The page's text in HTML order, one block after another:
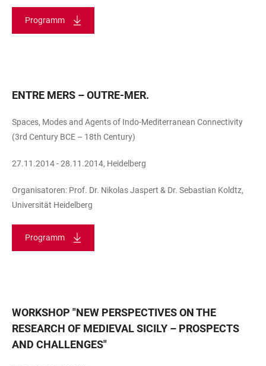
Programm
ENTRE MERS – OUTRE-MER.
Spaces, Modes and Agents of Indo-Mediterranean Connectivity
(3rd Century BCE – 18th Century)
27.11.2014 - 28.11.2014, Heidelberg
Organisatoren: Prof. Dr. Nikolas Jaspert & Dr. Sebastian Koldtz,
Universität Heidelberg
Programm
WORKSHOP "NEW PERSPECTIVES ON THE
RESEARCH OF MEDIEVAL SICILY – PROSPECTS
AND CHALLENGES"